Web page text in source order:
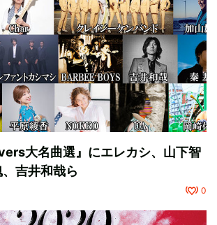
大名曲選』にエレカシ、山下智
吉井和哉ら
0